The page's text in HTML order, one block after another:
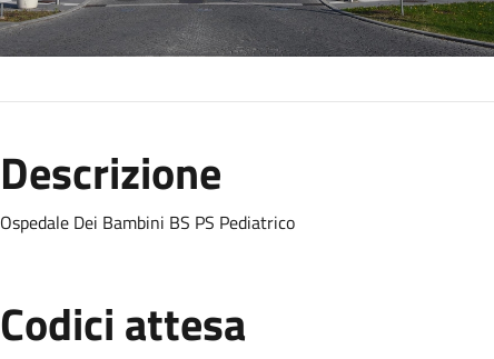
Descrizione
Ospedale Dei Bambini BS PS Pediatrico
Codici attesa